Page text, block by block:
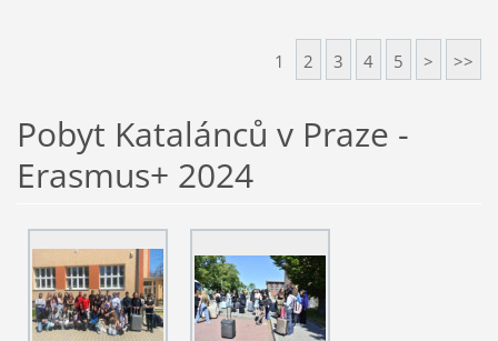
1 2 3 4 5 > >>
Pobyt Katalánců v Praze -
Erasmus+ 2024